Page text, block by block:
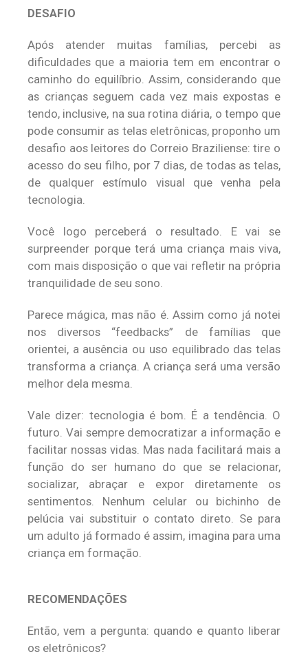
DESAFIO
Após atender muitas famílias, percebi as
dificuldades que a maioria tem em encontrar o
caminho do equilíbrio. Assim, considerando que
as crianças seguem cada vez mais expostas e
tendo, inclusive, na sua rotina diária, o tempo que
pode consumir as telas eletrônicas, proponho um
desafio aos leitores do Correio Braziliense: tire o
acesso do seu filho, por 7 dias, de todas as telas,
de qualquer estímulo visual que venha pela
tecnologia.
Você logo perceberá o resultado. E vai se
surpreender porque terá uma criança mais viva,
com mais disposição o que vai refletir na própria
tranquilidade de seu sono.
Parece mágica, mas não é. Assim como já notei
nos diversos “feedbacks” de famílias que
orientei, a ausência ou uso equilibrado das telas
transforma a criança. A criança será uma versão
melhor dela mesma.
Vale dizer: tecnologia é bom. É a tendência. O
futuro. Vai sempre democratizar a informação e
facilitar nossas vidas. Mas nada facilitará mais a
função do ser humano do que se relacionar,
socializar, abraçar e expor diretamente os
sentimentos. Nenhum celular ou bichinho de
pelúcia vai substituir o contato direto. Se para
um adulto já formado é assim, imagina para uma
criança em formação.
RECOMENDAÇÕES
Então, vem a pergunta: quando e quanto liberar
os eletrônicos?